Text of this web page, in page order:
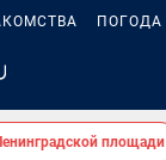
ПОГОДА
площади